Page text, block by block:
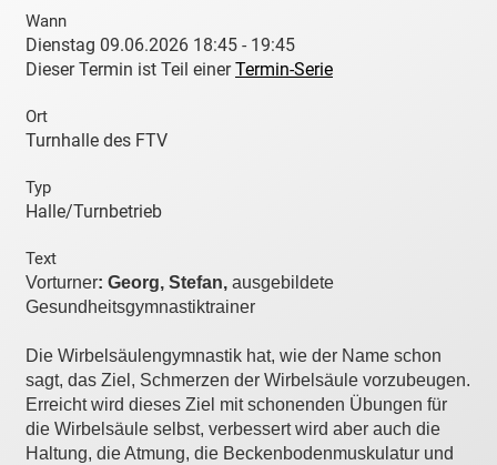
Wann
Dienstag 09.06.2026 18:45 - 19:45
Dieser Termin ist Teil einerTermin-Serie
Ort
Turnhalle des FTV
Typ
Halle/Turnbetrieb
Text
Vorturner: Georg, Stefan, ausgebildete
Gesundheitsgymnastiktrainer
Die Wirbelsäulengymnastik hat, wie der Name schon
sagt, das Ziel, Schmerzen der Wirbelsäule vorzubeugen.
Erreicht wird dieses Ziel mit schonenden Übungen für
die Wirbelsäule selbst, verbessert wird aber auch die
Haltung, die Atmung, die Beckenbodenmuskulatur und